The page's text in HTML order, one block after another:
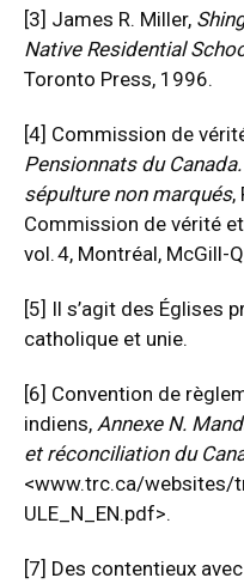
[3] James R. Miller,
Native Residential
Toronto Press, 1996.
[4] Commission de
Pensionnats du
sépulture non marqués,
Commission de vérité
vol. 4, Montréal, McGill-
[5] Il s’agit des Églises
catholique et unie.
[6] Convention de
indiens, Annexe N.
et réconciliation du
<www.trc.ca/websites/
ULE_N_EN.pdf>.
[7] Des contentieux